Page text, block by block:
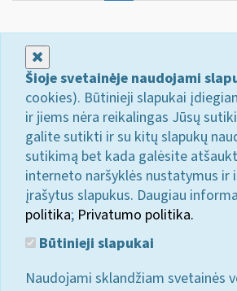
Šioje svetainėje naudojami
cookies). Būtinieji slapukai
ir jiems nėra reikalingas Jūsų
galite sutikti ir su kitų slapukų
sutikimą bet kada galėsite
interneto naršyklės nustatymus ir
įrašytus slapukus. Daugiau
politika; Privatumo politika.
Būtinieji slapukai
Naudojami sklandžiam svetainės